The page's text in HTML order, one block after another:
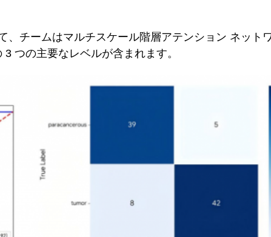
、チームはマルチスケール階層アテンション ネット
つの主要なレベルが含まれます。